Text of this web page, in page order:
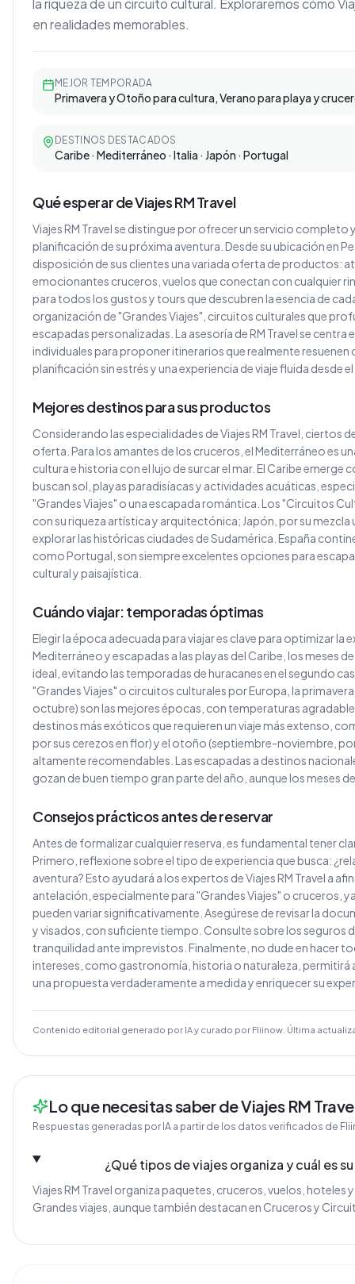
en realidades memorables.
MEJOR TEMPORADA
Primavera y Otoño para cultura, Verano para playa y
DESTINOS DESTACADOS
Caribe · Mediterráneo · Italia · Japón · Portugal
Qué esperar de Viajes RM Travel
Viajes RM Travel se distingue por ofrecer un servicio
planificación de su próxima aventura. Desde su ubicación en
disposición de sus clientes una variada oferta de productos:
emocionantes cruceros, vuelos que conectan con cualquier
para todos los gustos y tours que descubren la esencia de
organización de "Grandes Viajes", circuitos culturales que
escapadas personalizadas. La asesoría de RM Travel se
individuales para proponer itinerarios que realmente resuenen
planificación sin estrés y una experiencia de viaje fluida desde
Mejores destinos para sus productos
Considerando las especialidades de Viajes RM Travel, ciertos
oferta. Para los amantes de los cruceros, el Mediterráneo es
cultura e historia con el lujo de surcar el mar. El Caribe emerge
buscan sol, playas paradisíacas y actividades acuáticas,
"Grandes Viajes" o una escapada romántica. Los "Circuitos
con su riqueza artística y arquitectónica; Japón, por su
explorar las históricas ciudades de Sudamérica. España
como Portugal, son siempre excelentes opciones para
cultural y paisajística.
Cuándo viajar: temporadas óptimas
Elegir la época adecuada para viajar es clave para optimizar la
Mediterráneo y escapadas a las playas del Caribe, los meses
ideal, evitando las temporadas de huracanes en el segundo
"Grandes Viajes" o circuitos culturales por Europa, la
octubre) son las mejores épocas, con temperaturas
destinos más exóticos que requieren un viaje más extenso,
por sus cerezos en flor) y el otoño (septiembre-noviembre,
altamente recomendables. Las escapadas a destinos
gozan de buen tiempo gran parte del año, aunque los meses
Consejos prácticos antes de reservar
Antes de formalizar cualquier reserva, es fundamental tener
Primero, reflexione sobre el tipo de experiencia que busca:
aventura? Esto ayudará a los expertos de Viajes RM Travel a
antelación, especialmente para "Grandes Viajes" o cruceros,
pueden variar significativamente. Asegúrese de revisar la
y visados, con suficiente tiempo. Consulte sobre los seguros
tranquilidad ante imprevistos. Finalmente, no dude en hacer
intereses, como gastronomía, historia o naturaleza, permitirá
una propuesta verdaderamente a medida y enriquecer su
Contenido editorial generado por IA y curado por Fliinow. Última
Lo que necesitas saber de Viajes RM
Respuestas generadas por IA a partir de los datos verificados de
¿Qué tipos de viajes organiza y cuál es
Viajes RM Travel organiza paquetes, cruceros, vuelos, hoteles
Grandes viajes, aunque también destacan en Cruceros y